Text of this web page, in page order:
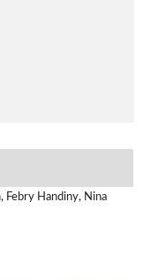
Febry Handiny, Nina